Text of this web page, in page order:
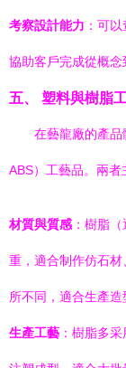
考察設計能力 ：可
協助客戶完成從概念
五、 塑料與樹脂
在藝龍廠的產品
ABS）工藝品。兩者
材質與質感 ：樹脂
重，適合制作仿石
所不同，適合生產造
生產工藝 ：樹脂多